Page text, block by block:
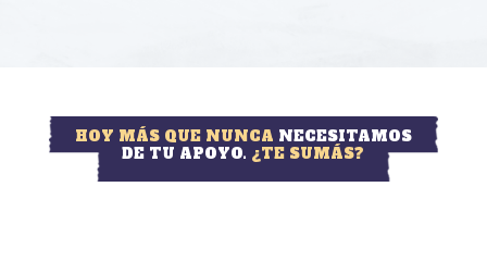
HOY MÁS QUE NUNCA NECESITAMOS
DE TU APOYO. ¿TE SUMÁS?